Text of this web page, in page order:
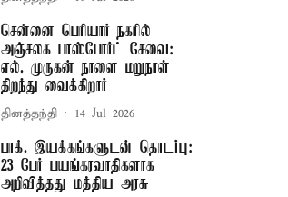
சென்னை பெரியார் நகரில்
அஞ்சலக பாஸ்போர்ட் சேவை:
எல். முருகன் நாளை மறுநாள்
திறந்து வைக்கிறார்
தினத்தந்தி 14 Jul 2026
பாக். இயக்கங்களுடன் தொடர்பு:
23 பேர் பயங்கரவாதிகளாக
அறிவித்தது மத்திய அரசு